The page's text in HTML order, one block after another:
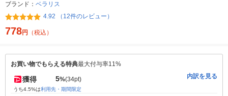
ブランド： ベラリス
4.92 （12件のレビュー）
778円 （税込）
お買い物でもらえる特典最大付与率11%
獲得 5%(34pt)
うち4.5%は利用先・期間限定
内訳を見る